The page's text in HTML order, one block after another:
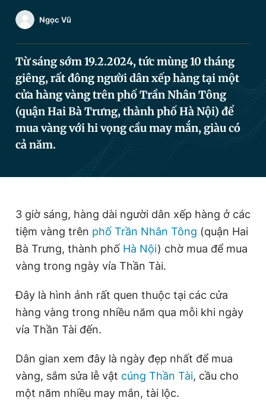
Đọc Thanh Niên trên điện thoại
Hotline
0906 645 777
Liên hệ quảng cáo
0908 780 404
Tổng biên tập: Nguyễn Ngọc Toàn
Phó tổng biên tập thường trực: Hải Thành
Phó tổng biên tập: Trần Việt Hưng
Giấy phép xuất bản số 110/GP - BTTTT cấp ngày 24.3.2020
© 2003-2026 Bản quyền thuộc về Báo Thanh Niên. Cấm sao
chép dưới mọi hình thức nếu không có sự chấp thuận bằng văn
bản. Phát triển bởi ePi Technologies, JSC.
Ngọc Vũ
Từ sáng sớm 19.2.2024, tức mùng 10 tháng
giêng, rất đông người dân xếp hàng tại một
cửa hàng vàng trên phố Trần Nhân Tông
(quận Hai Bà Trưng, thành phố Hà Nội) để
mua vàng với hi vọng cầu may mắn, giàu có
cả năm.
3 giờ sáng, hàng dài người dân xếp hàng ở các
tiệm vàng trên phố Trần Nhân Tông (quận Hai
Bà Trưng, thành phố Hà Nội) chờ mua để mua
vàng trong ngày vía Thần Tài.
Đây là hình ảnh rất quen thuộc tại các cửa
hàng vàng trong nhiều năm qua mỗi khi ngày
vía Thần Tài đến.
Dân gian xem đây là ngày đẹp nhất để mua
vàng, sắm sửa lễ vật cúng Thần Tài, cầu cho
một năm nhiều may mắn, tài lộc.